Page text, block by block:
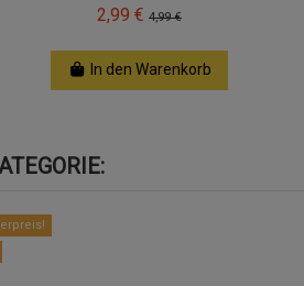
2,99 €4,99 €
In den Warenkorb